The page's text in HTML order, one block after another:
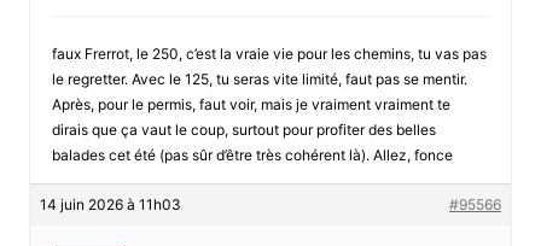
faux Frerrot, le 250, c’est la vraie vie pour les chemins, tu vas pas
le regretter. Avec le 125, tu seras vite limité, faut pas se mentir.
Après, pour le permis, faut voir, mais je vraiment vraiment te
dirais que ça vaut le coup, surtout pour profiter des belles
balades cet été (pas sûr d’être très cohérent là). Allez, fonce
14 juin 2026 à 11h03 #95566